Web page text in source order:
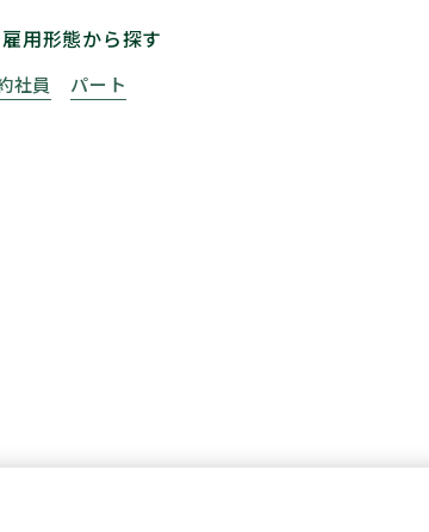
雇用形態から探す
社員 パート